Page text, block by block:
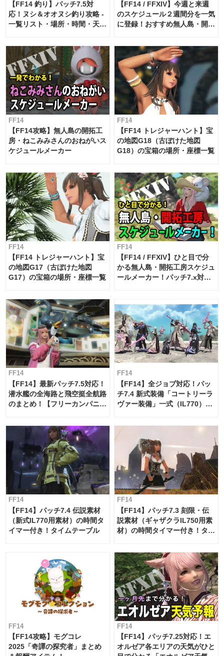
【FF14 釣り】パッチ7.5対
応！ヌシ＆オオヌシ釣り攻略 -
一覧リスト・場所・時間・天
【FF14 / FFXIV】今週と来週
のスケジュール２週間分を一気
に登録！おすすめ無人島・開拓
FF14
【FF14攻略】無人島の開拓工
房・ねこみみさんのおねがいス
ケジュールメーカー
FF14
【FF14 トレジャーハント】宝
の地図G18（古ぼけた地図
G18）の宝箱の場所・座標一覧
FF14
【FF14 トレジャーハント】宝
の地図G17（古ぼけた地図
G17）の宝箱の場所・座標一覧
FF14
【FF14 / FFXIV】ひと目で分
かる無人島・開拓工房スケジュ
ールメーカー！パッチ7.x対応
FF14
【FF14】最新パッチ7.5対応！
潜水艦の全海路と飛空挺全航路
のまとめ！【フリーカンパニ
FF14
【FF14】全ジョブ対応！パッ
チ7.4 新式装備「コートリーラ
ヴァー装備」一式（IL770）の
FF14
【FF14】パッチ7.4 伝説素材
（新式IL770用素材）の時間タ
イマー付き！タイムテーブル
FF14
【FF14】パッチ7.3 刻限・伝
説素材（ギャザクラIL750用素
材）の時間タイマー付き！タイ
FF14
【FF14攻略】モグコレ
2025「奇譚の探究者」まとめ
FF14
【FF14】パッチ7.25対応！エ
オルゼア各エリアの天気がひと